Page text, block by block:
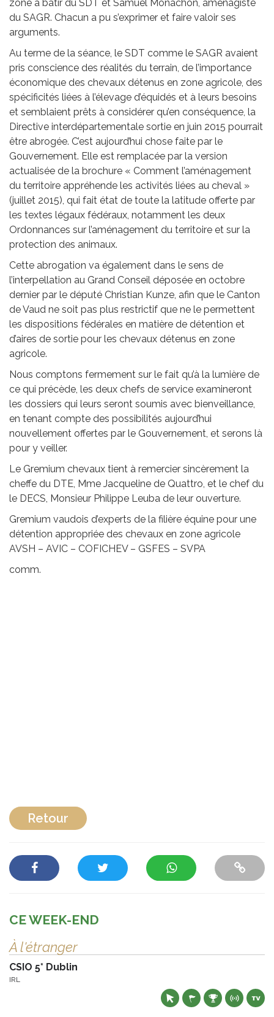
zone à bâtir du SDT et Samuel Monachon, aménagiste
du SAGR. Chacun a pu s’exprimer et faire valoir ses
arguments.
Au terme de la séance, le SDT comme le SAGR avaient
pris conscience des réalités du terrain, de l’importance
économique des chevaux détenus en zone agricole, des
spécificités liées à l’élevage d’équidés et à leurs besoins
et semblaient prêts à considérer qu’en conséquence, la
Directive interdépartementale sortie en juin 2015 pourrait
être abrogée. C’est aujourd’hui chose faite par le
Gouvernement. Elle est remplacée par la version
actualisée de la brochure « Comment l’aménagement
du territoire appréhende les activités liées au cheval »
(juillet 2015), qui fait état de toute la latitude offerte par
les textes légaux fédéraux, notamment les deux
Ordonnances sur l’aménagement du territoire et sur la
protection des animaux.
Cette abrogation va également dans le sens de
l’interpellation au Grand Conseil déposée en octobre
dernier par le député Christian Kunze, afin que le Canton
de Vaud ne soit pas plus restrictif que ne le permettent
les dispositions fédérales en matière de détention et
d’aires de sortie pour les chevaux détenus en zone
agricole.
Nous comptons fermement sur le fait qu’à la lumière de
ce qui précède, les deux chefs de service examineront
les dossiers qui leurs seront soumis avec bienveillance,
en tenant compte des possibilités aujourd’hui
nouvellement offertes par le Gouvernement, et serons là
pour y veiller.
Le Gremium chevaux tient à remercier sincèrement la
cheffe du DTE, Mme Jacqueline de Quattro, et le chef du
le DECS, Monsieur Philippe Leuba de leur ouverture.
Gremium vaudois d’experts de la filière équine pour une
détention appropriée des chevaux en zone agricole
AVSH – AVIC – COFICHEV – GSFES – SVPA
comm.
Retour
CE WEEK-END
À l'étranger
CSIO 5* Dublin
IRL